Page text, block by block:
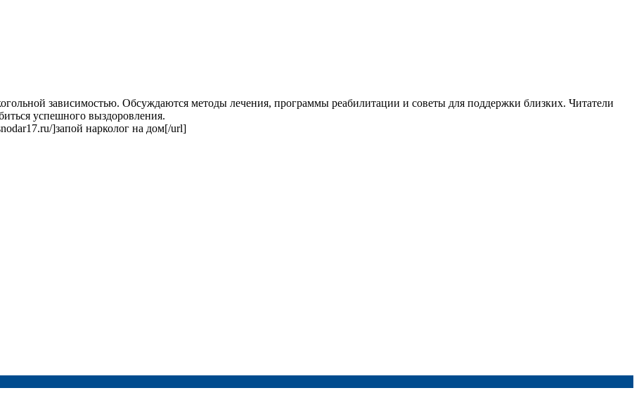
зависимостью. Обсуждаются методы лечения, программы реабилитации и советы для поддержки близких. Читатели
успешного выздоровления.
]запой нарколог на дом[/url]